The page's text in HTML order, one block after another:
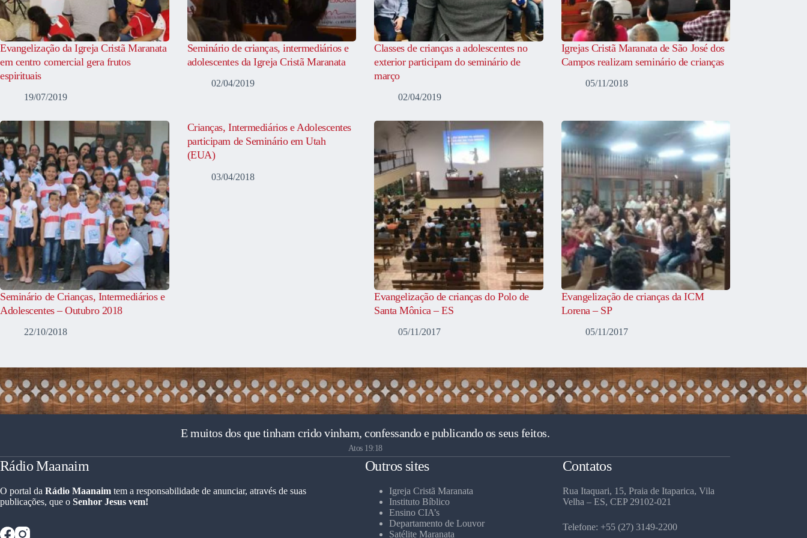
Evangelização da Igreja Cristã Maranata
em centro comercial gera frutos
espirituais
19/07/2019
Seminário de crianças, intermediários e
adolescentes da Igreja Cristã Maranata
02/04/2019
Classes de crianças a adolescentes no
exterior participam do seminário de
março
02/04/2019
Igrejas Cristã Maranata de São José dos
Campos realizam seminário de crianças
05/11/2018
Seminário de Crianças, Intermediários e
Adolescentes – Outubro 2018
22/10/2018
Crianças, Intermediários e Adolescentes
participam de Seminário em Utah
(EUA)
03/04/2018
Evangelização de crianças do Polo de
Santa Mônica – ES
05/11/2017
Evangelização de crianças da ICM
Lorena – SP
05/11/2017
E muitos dos que tinham crido vinham, confessando e publicando os seus feitos.
Atos 19:18
Rádio Maanaim
O portal da Rádio Maanaim tem a responsabilidade de anunciar, através de suas
publicações, que o Senhor Jesus vem!
Outros sites
Igreja Cristã Maranata
Instituto Bíblico
Ensino CIA’s
Departamento de Louvor
Satélite Maranata
Contatos
Rua Itaquari, 15, Praia de Itaparica, Vila
Velha – ES, CEP 29102-021
Telefone: +55 (27) 3149-2200